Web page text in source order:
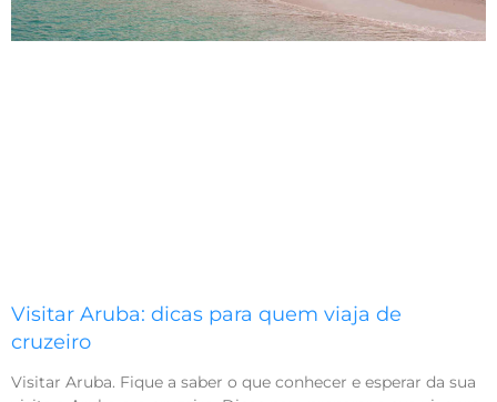
Visitar Aruba: dicas para quem viaja de
cruzeiro
Visitar Aruba. Fique a saber o que conhecer e esperar da sua